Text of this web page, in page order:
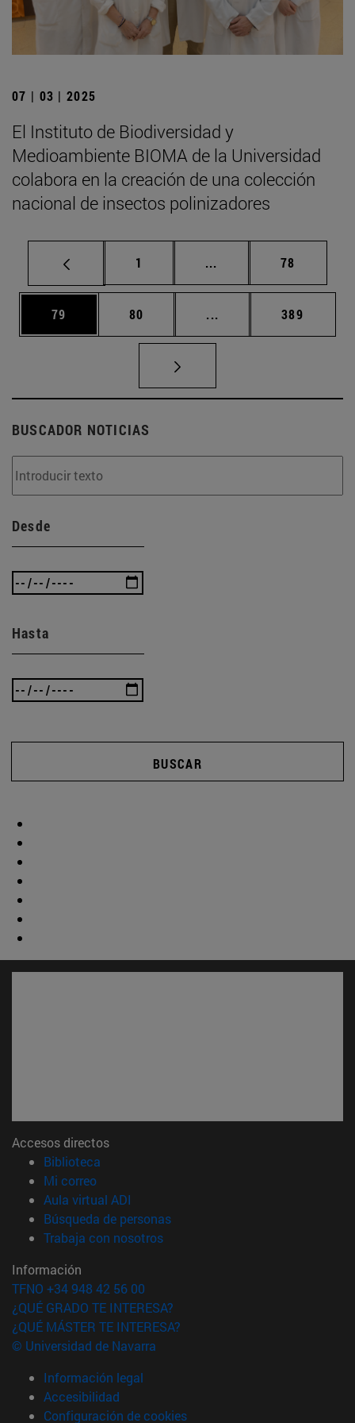
07 | 03 | 2025
El Instituto de Biodiversidad y
Medioambiente BIOMA de la Universidad
colabora en la creación de una colección
nacional de insectos polinizadores
Página
1 ... Páginas intermedias
Página
78
Página
79 Página
80 ... Páginas intermedias
Página
389
BUSCADOR NOTICIAS
Desde
Hasta
BUSCAR
Accesos directos
Biblioteca
Mi correo(abre en nueva ventana)
Aula virtual ADI
Búsqueda de personas(abre en nueva ventana)
Trabaja con nosotros(abre en nueva ventana)
Información
TFNO +34 948 42 56 00
¿QUÉ GRADO TE INTERESA?
¿QUÉ MÁSTER TE INTERESA?
© Universidad de Navarra
Información legal
Accesibilidad
Configuración de cookies